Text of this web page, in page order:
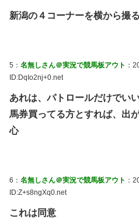
新潟の４コーナーを横から撮
5： 名無しさん＠実況で競馬板アウト ：
ID:DqIo2nj+0.net
あれは、パトロールだけでい
馬券買ってる方とすれば、出
心
6： 名無しさん＠実況で競馬板アウト ：
ID:Z+s8ngXq0.net
これは同意